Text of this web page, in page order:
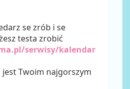
se zrób i se
testa zrobić
serwisy/kalendar
Twoim najgorszym